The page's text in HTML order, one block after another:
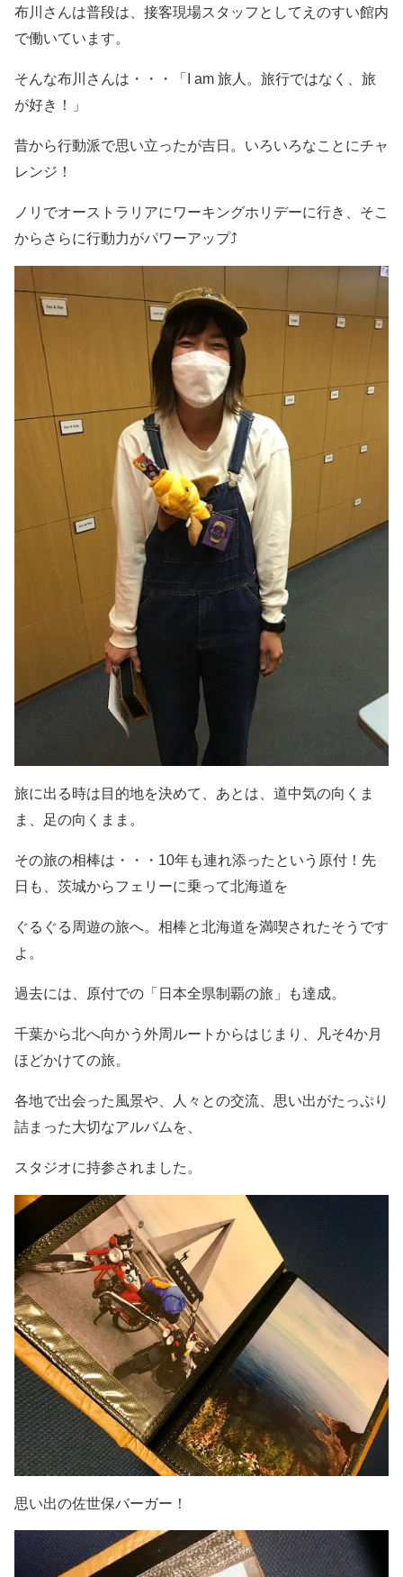
布川さんは普段は、 接客現場スタッフとしてえのすい館内
で働いています。
そんな布川さんは・・・「 I am 旅人。旅行ではなく、旅
が好き！」
昔から行動派で思い立ったが吉日。いろいろなことにチャ
レンジ！
ノリでオーストラリアにワーキングホリデーに行き、そこ
からさらに行動力がパワーアップ⤴️
旅に出る時は 目的地を決めて、あとは、道中気の向くま
ま、足の向くまま。
その旅の相棒は・・・ 10年も連れ添ったという原付！ 先
日も、茨城からフェリーに乗って北海道を
ぐるぐる周遊の旅へ。相棒と北海道を満喫されたそうです
よ。
過去には、原付での「 日本全県制覇の旅」も達成。
千葉から北へ向かう外周ルートからはじまり、凡そ4か月
ほどかけての旅。
各地で出会った風景や、人々との交流、思い出がたっぷり
詰まった大切なアルバムを、
スタジオに持参されました。
思い出の佐世保バーガー！